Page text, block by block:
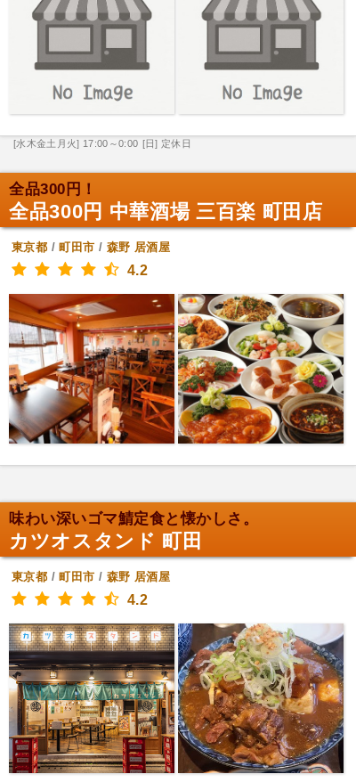
[水木金土月火] 17:00～0:00 [日] 定休日
全品300円！
全品300円 中華酒場 三百楽 町田店
東京都 /町田市 / 森野 居酒屋
4.2
味わい深いゴマ鯖定食と懐かしさ。
カツオスタンド 町田
東京都 /町田市 / 森野 居酒屋
4.2